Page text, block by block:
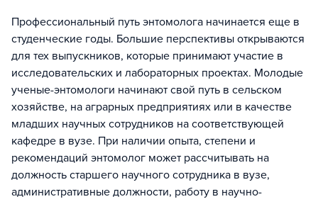
Профессиональный путь энтомолога начинается еще в
студенческие годы. Большие перспективы открываются
для тех выпускников, которые принимают участие в
исследовательских и лабораторных проектах. Молодые
ученые-энтомологи начинают свой путь в сельском
хозяйстве, на аграрных предприятиях или в качестве
младших научных сотрудников на соответствующей
кафедре в вузе. При наличии опыта, степени и
рекомендаций энтомолог может рассчитывать на
должность старшего научного сотрудника в вузе,
административные должности, работу в научно-